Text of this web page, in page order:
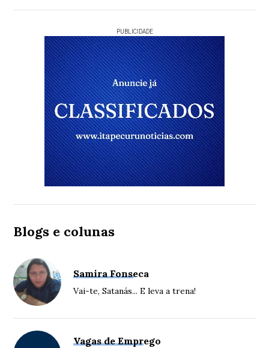
PUBLICIDADE
Blogs e colunas
Samira Fonseca
Vai-te, Satanás... E leva a trena!
Vagas de Emprego